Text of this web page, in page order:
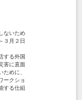
いため
３月２日
る外国
害に直面
めに、
クショ
する仕組